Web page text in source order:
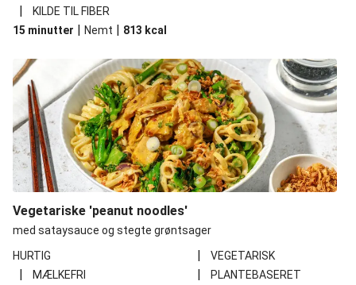
|
KILDE TIL FIBER
15 minutter | Nemt | 813 kcal
Vegetariske 'peanut noodles'
med sataysauce og stegte grøntsager
HURTIG
| VEGETARISK
| MÆLKEFRI |
PLANTEBASERET